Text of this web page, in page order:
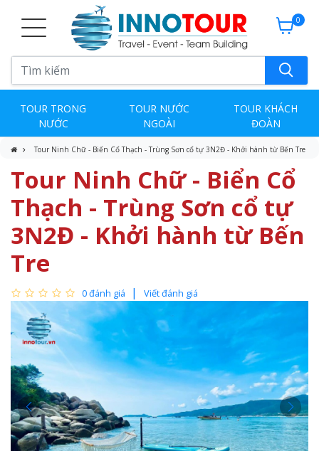
0
TOUR TRONG
NƯỚC
TOUR NƯỚC
NGOÀI
TOUR KHÁCH
ĐOÀN
Tour Ninh Chữ - Biển Cổ Thạch - Trùng Sơn cổ tự 3N2Đ - Khởi hành từ Bến Tre
Tour Ninh Chữ - Biển Cổ
Thạch - Trùng Sơn cổ tự
3N2Đ - Khởi hành từ Bến
Tre
0 đánh giá Viết đánh giá